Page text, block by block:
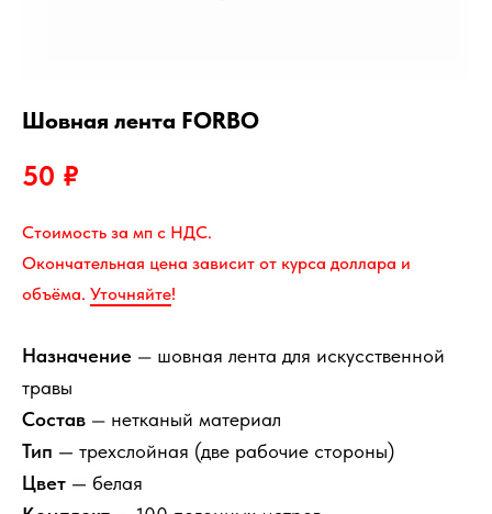
Шовная лента FORBO
50 ₽
Стоимость за мп с НДС.
Окончательная цена зависит от курса доллара и
объёма. Уточняйте!
Назначение — шовная лента для искусственной
травы
Состав — нетканый материал
Тип — трехслойная (две рабочие стороны)
Цвет — белая